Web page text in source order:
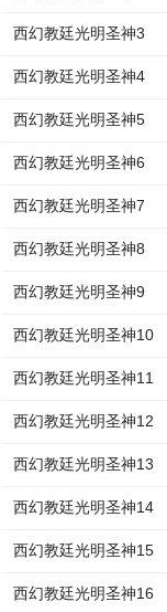
西幻教廷光明圣神3
西幻教廷光明圣神4
西幻教廷光明圣神5
西幻教廷光明圣神6
西幻教廷光明圣神7
西幻教廷光明圣神8
西幻教廷光明圣神9
西幻教廷光明圣神10
西幻教廷光明圣神11
西幻教廷光明圣神12
西幻教廷光明圣神13
西幻教廷光明圣神14
西幻教廷光明圣神15
西幻教廷光明圣神16